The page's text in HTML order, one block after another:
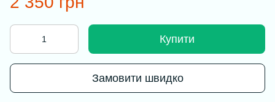
Купити
Замовити швидко